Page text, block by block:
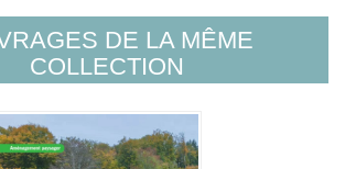
DE LA MÊME
COLLECTION